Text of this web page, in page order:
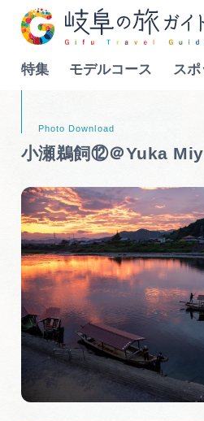
特集 モデルコース ス
特集
モデルコース
スポット・体験
イベント
グルメ
Language
小瀬鵜飼⑫＠Yuka